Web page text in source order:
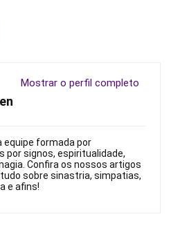
Mostrar o perfil completo
equipe formada por
por signos, espiritualidade,
Confira os nossos artigos
sobre sinastria, simpatias,
e afins!